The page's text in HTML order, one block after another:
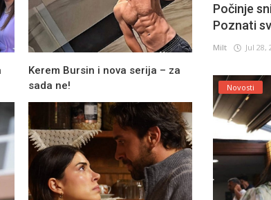
Kerem Bursin i nova serija – za
sada ne!
Počinje
Poznati
Milt Jul 28,
Novosti